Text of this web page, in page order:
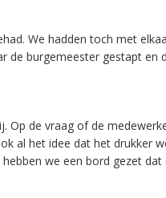
We hadden toch met
de burgemeester gestapt en
Op de vraag of de
al het idee dat het drukker
we een bord gezet dat